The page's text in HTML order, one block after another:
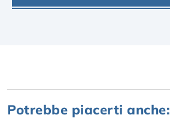
Potrebbe piacerti anche: